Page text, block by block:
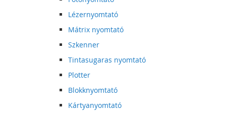
Lézernyomtató
Mátrix nyomtató
Szkenner
Tintasugaras nyomtató
Plotter
Blokknyomtató
Kártyanyomtató